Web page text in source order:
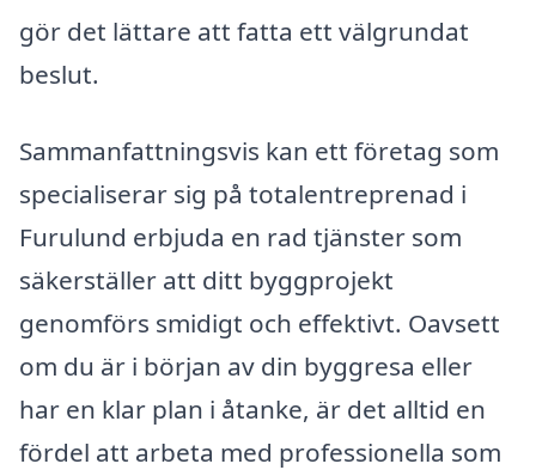
gör det lättare att fatta ett välgrundat
beslut.
Sammanfattningsvis kan ett företag som
specialiserar sig på totalentreprenad i
Furulund erbjuda en rad tjänster som
säkerställer att ditt byggprojekt
genomförs smidigt och effektivt. Oavsett
om du är i början av din byggresa eller
har en klar plan i åtanke, är det alltid en
fördel att arbeta med professionella som